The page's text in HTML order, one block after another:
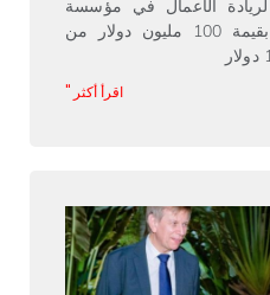
برنامج PREVISUALIZAR لريادة الأعمال في مؤسسة
Tony Elumelu هو تسوية بقيمة 100 مليون دولار من
اقرأ أكثر "